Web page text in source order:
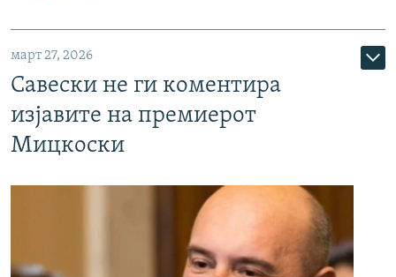
март 27, 2026
Савески не ги коментира
изјавите на премиерот
Мицкоски